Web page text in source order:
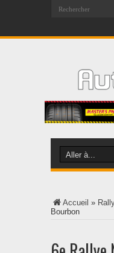
Accueil »
Bourbon